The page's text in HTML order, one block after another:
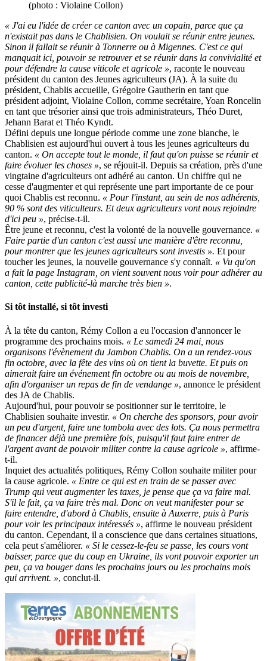
(photo : Violaine Collon)
« J'ai eu l'idée de créer ce canton avec un copain, parce que ça
n'existait pas dans le Chablisien. On voulait se réunir entre jeunes.
Sinon il fallait se réunir à Tonnerre ou à Migennes. C'est ce qui
manquait ici, pouvoir se retrouver et se réunir dans la convivialité et
pour défendre la cause viticole et agricole », raconte le nouveau
président du canton des Jeunes agriculteurs (JA). À la suite du
président, Chablis accueille, Grégoire Gautherin en tant que
président adjoint, Violaine Collon, comme secrétaire, Yoan Roncelin
en tant que trésorier ainsi que trois administrateurs, Théo Duret,
Jehann Barat et Théo Kyndt.
Défini depuis une longue période comme une zone blanche, le
Chablisien est aujourd'hui ouvert à tous les jeunes agriculteurs du
canton. « On accepte tout le monde, il faut qu'on puisse se réunir et
faire évoluer les choses », se réjouit-il. Depuis sa création, près d'une
vingtaine d'agriculteurs ont adhéré au canton. Un chiffre qui ne
cesse d'augmenter et qui représente une part importante de ce pour
quoi Chablis est reconnu. « Pour l'instant, au sein de nos adhérents,
90 % sont des viticulteurs. Et deux agriculteurs vont nous rejoindre
d'ici peu », précise-t-il.
Être jeune et reconnu, c'est la volonté de la nouvelle gouvernance. «
Faire partie d'un canton c'est aussi une manière d'être reconnu,
pour montrer que les jeunes agriculteurs sont investis ». Et pour
toucher les jeunes, la nouvelle gouvernance s'y connaît. « Vu qu'on
a fait la page Instagram, on vient souvent nous voir pour adhérer au
canton, cette publicité-là marche très bien ».
Si tôt installé, si tôt investi
À la tête du canton, Rémy Collon a eu l'occasion d'annoncer le
programme des prochains mois. « Le samedi 24 mai, nous
organisons l'évènement du Jambon Chablis. On a un rendez-vous
fin octobre, avec la fête des vins où on tient la buvette. Et puis on
aimerait faire un événement fin octobre ou au mois de novembre,
afin d'organiser un repas de fin de vendange », annonce le président
des JA de Chablis.
Aujourd'hui, pour pouvoir se positionner sur le territoire, le
Chablisien souhaite investir. « On cherche des sponsors, pour avoir
un peu d'argent, faire une tombola avec des lots. Ça nous permettra
de financer déjà une première fois, puisqu'il faut faire entrer de
l'argent avant de pouvoir militer contre la cause agricole », affirme-
t-il.
Inquiet des actualités politiques, Rémy Collon souhaite militer pour
la cause agricole. « Entre ce qui est en train de se passer avec
Trump qui veut augmenter les taxes, je pense que ça va faire mal.
S'il le fait, ça va faire très mal. Donc on veut manifester pour se
faire entendre, d'abord à Chablis, ensuite à Auxerre, puis à Paris
pour voir les principaux intéressés », affirme le nouveau président
du canton. Cependant, il a conscience que dans certaines situations,
cela peut s'améliorer. « Si le cessez-le-feu se passe, les cours vont
baisser, parce que du coup en Ukraine, ils vont pouvoir exporter un
peu, ça va bouger dans les prochains jours ou les prochains mois
qui arrivent. », conclut-il.